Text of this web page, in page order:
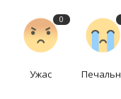
0
Ужас